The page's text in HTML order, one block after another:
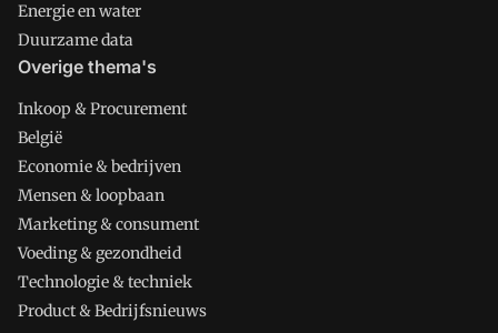
Energie en water
Duurzame data
Overige thema's
Inkoop & Procurement
België
Economie & bedrijven
Mensen & loopbaan
Marketing & consument
Voeding & gezondheid
Technologie & techniek
Product & Bedrijfsnieuws